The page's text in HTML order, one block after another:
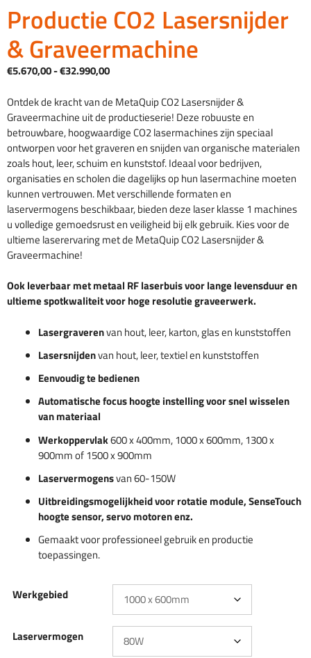
Productie CO2 Lasersnijder
& Graveermachine
€5.670,00-€32.990,00Prijsklasse:
tot
€32.990,00
Ontdek de kracht van de MetaQuip CO2 Lasersnijder &
Graveermachine uit de productieserie! Deze robuuste en
betrouwbare, hoogwaardige CO2 lasermachines zijn speciaal
ontworpen voor het graveren en snijden van organische materialen
zoals hout, leer, schuim en kunststof. Ideaal voor bedrijven,
organisaties en scholen die dagelijks op hun lasermachine moeten
kunnen vertrouwen. Met verschillende formaten en
laservermogens beschikbaar, bieden deze laser klasse 1 machines
u volledige gemoedsrust en veiligheid bij elk gebruik. Kies voor de
ultieme laserervaring met de MetaQuip CO2 Lasersnijder &
Graveermachine!
Ook leverbaar met metaal RF laserbuis voor lange levensduur en
ultieme spotkwaliteit voor hoge resolutie graveerwerk.
Lasergraverenvan hout, leer, karton, glas en kunststoffen
Lasersnijdenvan hout, leer, textiel en kunststoffen
Eenvoudig te bedienen
Automatische focus hoogte instelling voor snel wisselen
van materiaal
Werkoppervlak600 x 400mm, 1000 x 600mm, 1300 x
900mm of 1500 x 900mm
Laservermogensvan 60-150W
Uitbreidingsmogelijkheid voorrotatie module, SenseTouch
hoogte sensor, servo motoren enz.
Gemaakt voor professioneel gebruik en productie
toepassingen.
Werkgebied
Laservermogen